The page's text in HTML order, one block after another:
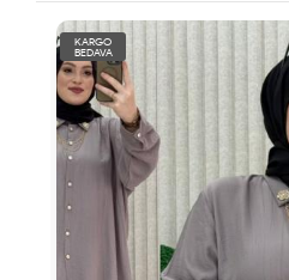
KARGO
BEDAVA